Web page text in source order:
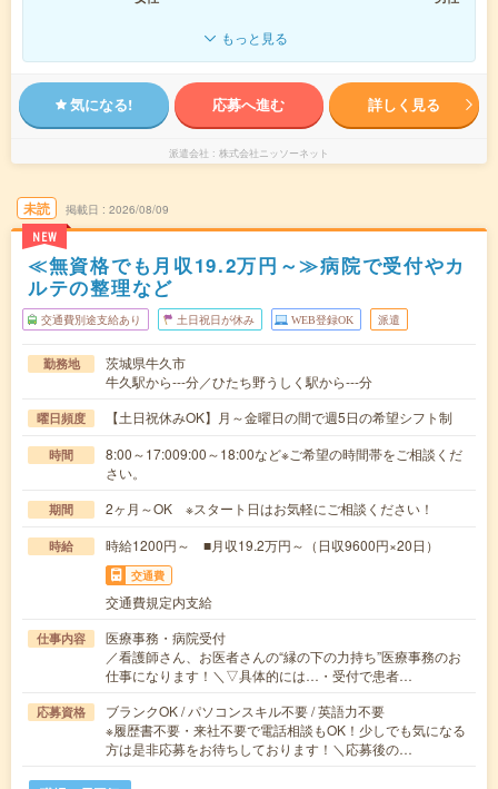
もっと見る
気になる! 応募へ進む 詳しく見る
派遣会社 株式会社ニッソーネット
未読
NEW
掲載日 2026/08/09
≪無資格でも月収19.2万円～≫病院で受付やカ
ルテの整理など
交通費別途支給あり 土日祝日が休み WEB登録OK 派遣
勤務地
茨城県牛久市
牛久駅から---分／ひたち野うしく駅から---分
曜日頻度 【土日祝休みOK】月～金曜日の間で週5日の希望シフト制
時間
8:00～17:009:00～18:00など※ご希望の時間帯をご相談くだ
さい。
期間 2ヶ月～OK ※スタート日はお気軽にご相談ください！
時給 時給1200円～ ■月収19.2万円～（日収9600円×20日）
交通費
交通費規定内支給
仕事内容
医療事務・病院受付
／看護師さん、お医者さんの“縁の下の力持ち”医療事務のお
仕事になります！＼▽具体的には…・受付で患者…
応募資格
ブランクOK / パソコンスキル不要 / 英語力不要
※履歴書不要・来社不要で電話相談もOK！少しでも気になる
方は是非応募をお待ちしております！＼応募後の…